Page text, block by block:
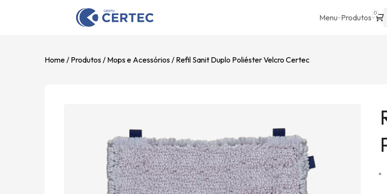
Menu Produtos 0
Home Produtos Mops e Acessórios Refil Sanit Duplo Poliéster Velcro Certec